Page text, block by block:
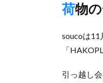
荷
soucoは11
「
引っ越し